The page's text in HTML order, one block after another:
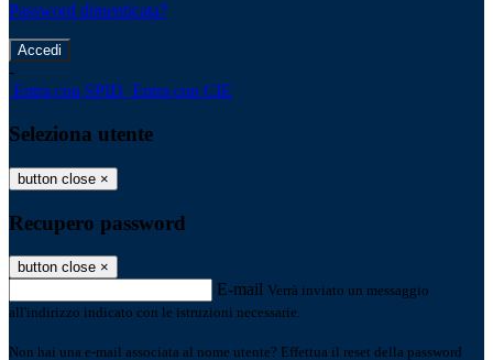
Password dimenticata?
-
Entra con SPID Entra con CIE
Seleziona utente
button close ×
Recupero password
button close ×
E-mail Verrà inviato un messaggio
all'indirizzo indicato con le istruzioni necessarie.
Non hai una e-mail associata al nome utente? Effettua il reset della password